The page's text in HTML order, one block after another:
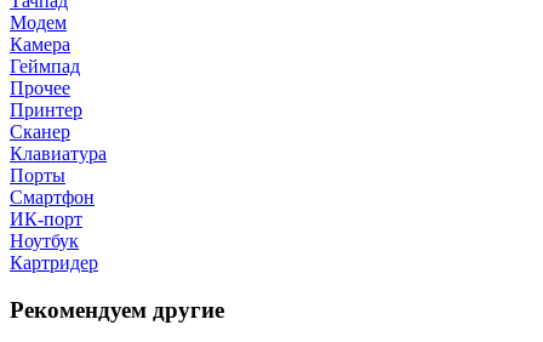
Модем
Камера
Геймпад
Прочее
Принтер
Сканер
Клавиатура
Порты
Смартфон
ИК-порт
Ноутбук
Картридер
Рекомендуем другие